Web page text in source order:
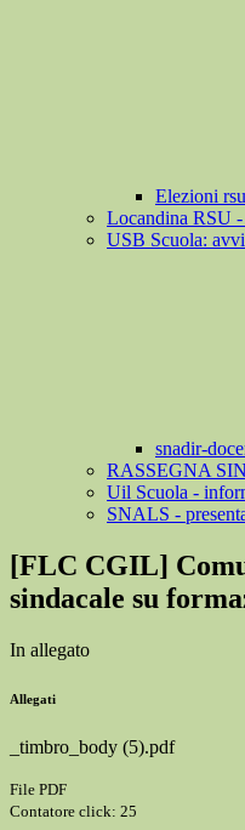
Elezioni
Locandina RSU
USB Scuola:
snadir-
RASSEGNA
Uil Scuola -
SNALS -
[FLC CGIL]
sindacale su
In allegato
Allegati
_timbro_body (5).pdf
File PDF
Contatore click: 25